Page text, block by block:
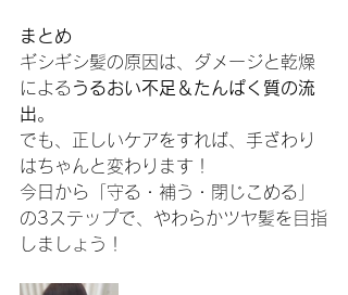
まとめ
ギシギシ髪の原因は、ダメージと乾燥
によるうるおい不足＆たんぱく質の流
出。
でも、正しいケアをすれば、手ざわり
はちゃんと変わります！
今日から「守る・補う・閉じこめる」
の3ステップで、やわらかツヤ髪を目指
しましょう！